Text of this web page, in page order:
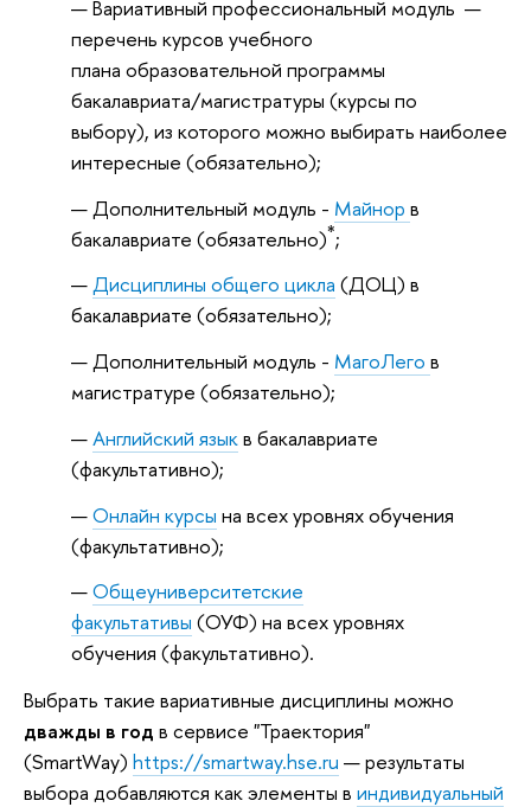
Вариативный профессиональный модуль —
перечень курсов учебного
плана образовательной программы
бакалавриата/магистратуры (курсы по
выбору), из которого можно выбирать наиболее
интересные (обязательно);
Дополнительный модуль - Майнор в
бакалавриате (обязательно)*;
Дисциплины общего цикла (ДОЦ) в
бакалавриате (обязательно);
Дополнительный модуль - МагоЛего в
магистратуре (обязательно);
Английский языкв бакалавриате
(факультативно);
Онлайн курсы на всех уровнях обучения
(факультативно);
Общеуниверситетские
факультативы (ОУФ) на всех уровнях
обучения (факультативно).
Выбрать такие вариативные дисциплины можно
дважды в год в сервисе "Траектория"
(SmartWay) https://smartway.hse.ru — результаты
выбора добавляются как элементы в индивидуальный